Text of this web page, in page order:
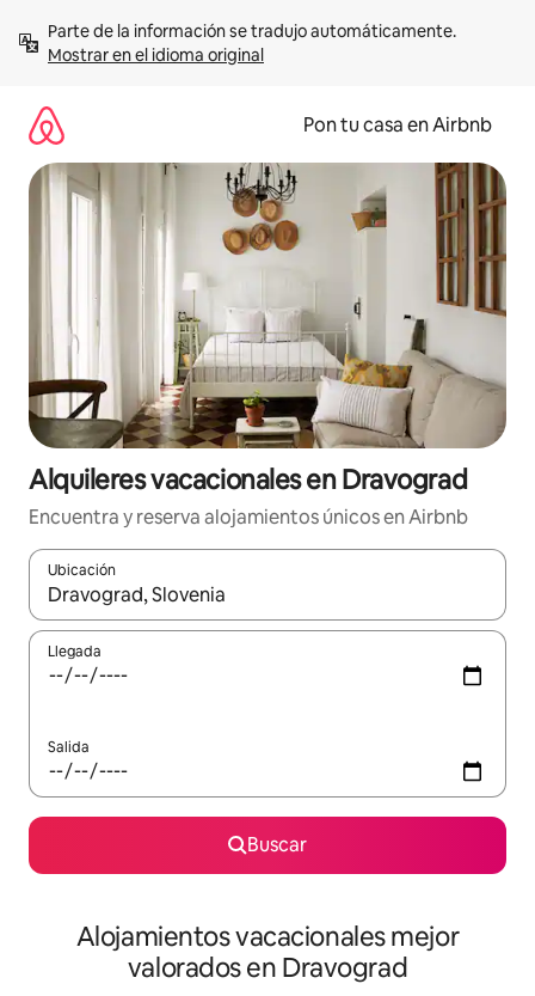
contenidoMostrar en el idioma original
Pon tu casa en Airbnb
Alquileres vacacionales en Dravograd
Encuentra y reserva alojamientos únicos en Airbnb
Ubicación
Cuando los resultados estén disponibles, navega con las
Llegada
Salida
Buscar
Alojamientos vacacionales mejor
valorados en Dravograd